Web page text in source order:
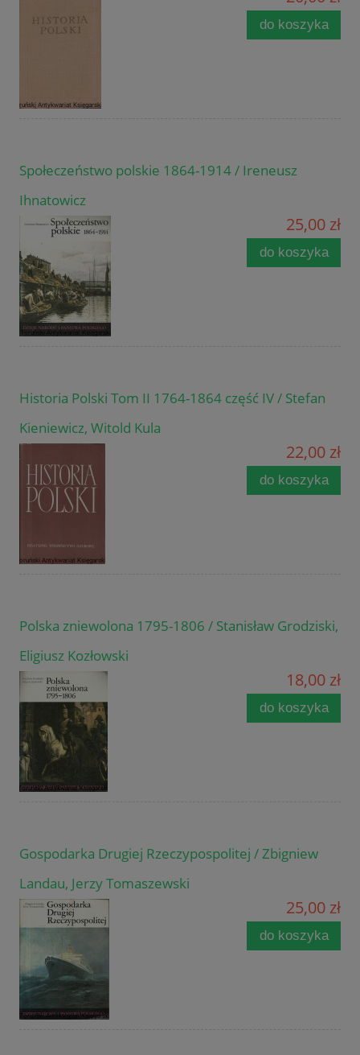
do koszyka
Społeczeństwo polskie 1864-1914 / Ireneusz
Ihnatowicz
25,00 zł
do koszyka
Historia Polski Tom II 1764-1864 część IV / Stefan
Kieniewicz, Witold Kula
22,00 zł
do koszyka
Polska zniewolona 1795-1806 / Stanisław Grodziski,
Eligiusz Kozłowski
18,00 zł
do koszyka
Gospodarka Drugiej Rzeczypospolitej / Zbigniew
Landau, Jerzy Tomaszewski
25,00 zł
do koszyka